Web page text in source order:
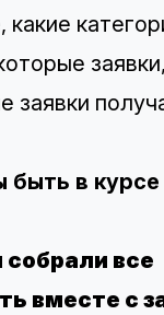
заявки,
заявки
быть в курсе
собрали все
вместе с